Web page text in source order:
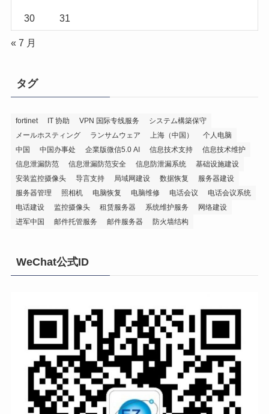
30 31
« 7 月
タグ
fortinet IT 协助 VPN 国际专线服务
システム構築保守
メールホスティング
ランサムウェア 上海（中国）
个人电脑
中国
中国办事处 企業版微信5.0 AI 信息技术支持
信息技术维护
信息泄漏防范
信息泄漏防范安全 信息防泄漏系统
基础设施建设
安装监控摄像头
导言支持 局域网建设 数据恢复
服务器建设
服务器管理
照相机 电脑恢复 电脑维修 电话会议
电话会议系统
电话建设
监控摄像头 租赁服务器 系统维护服务
网络建设
进军中国
邮件托管服务 邮件服务器 防火墙结构
WeChat公式ID